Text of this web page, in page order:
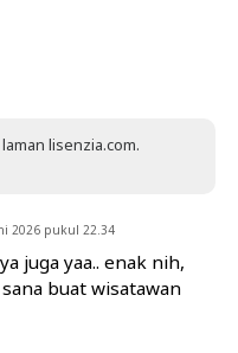
lisenzia.com.
2026 pukul 22.34
juga yaa.. enak nih,
buat wisatawan